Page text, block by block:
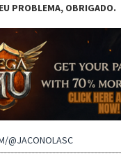
PROBLEMA, OBRIGADO.
@JACONOLASC